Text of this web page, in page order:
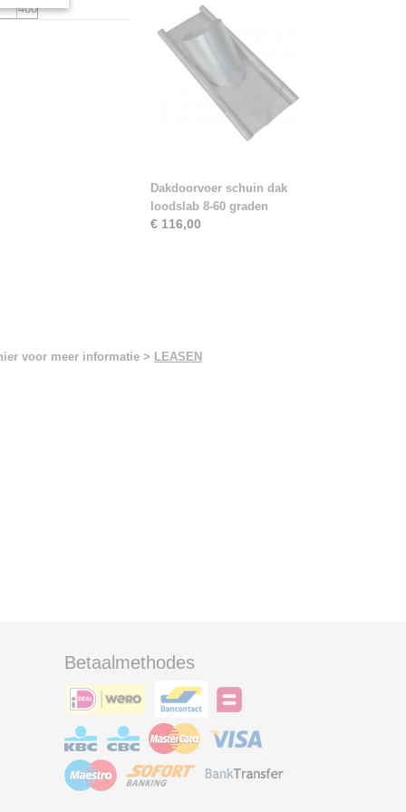
400
Dakdoorvoer schuin dak
loodslab 8-60 graden
€ 116,00
voor meer informatie > LEASEN
Betaalmethodes